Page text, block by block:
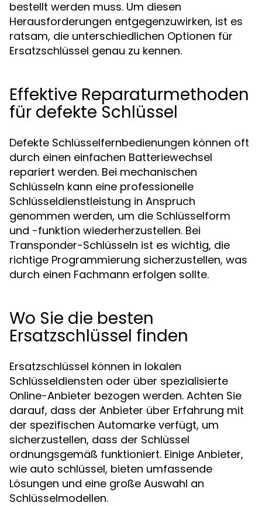
bestellt werden muss. Um diesen
Herausforderungen entgegenzuwirken, ist es
ratsam, die unterschiedlichen Optionen für
Ersatzschlüssel genau zu kennen.
Effektive Reparaturmethoden
für defekte Schlüssel
Defekte Schlüsselfernbedienungen können oft
durch einen einfachen Batteriewechsel
repariert werden. Bei mechanischen
Schlüsseln kann eine professionelle
Schlüsseldienstleistung in Anspruch
genommen werden, um die Schlüsselform
und -funktion wiederherzustellen. Bei
Transponder-Schlüsseln ist es wichtig, die
richtige Programmierung sicherzustellen, was
durch einen Fachmann erfolgen sollte.
Wo Sie die besten
Ersatzschlüssel finden
Ersatzschlüssel können in lokalen
Schlüsseldiensten oder über spezialisierte
Online-Anbieter bezogen werden. Achten Sie
darauf, dass der Anbieter über Erfahrung mit
der spezifischen Automarke verfügt, um
sicherzustellen, dass der Schlüssel
ordnungsgemäß funktioniert. Einige Anbieter,
wie auto schlüssel, bieten umfassende
Lösungen und eine große Auswahl an
Schlüsselmodellen.